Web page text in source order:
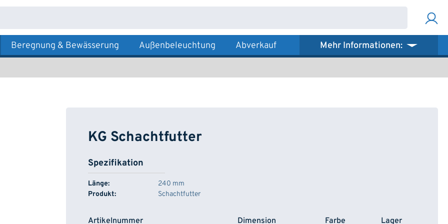
Beregnung & Bewässerung Außenbeleuchtung Abverkauf Mehr Informationen:
KG Schachtfutter
Spezifikation
Länge:
240 mm
Produkt:
Schachtfutter
Artikelnummer Dimension Farbe Lager